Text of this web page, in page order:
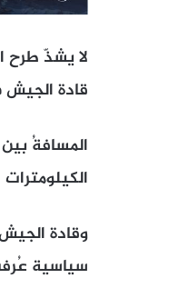
لا يشذّ طرح
قادة
المسافةُ
الكيلومترات
سياسية